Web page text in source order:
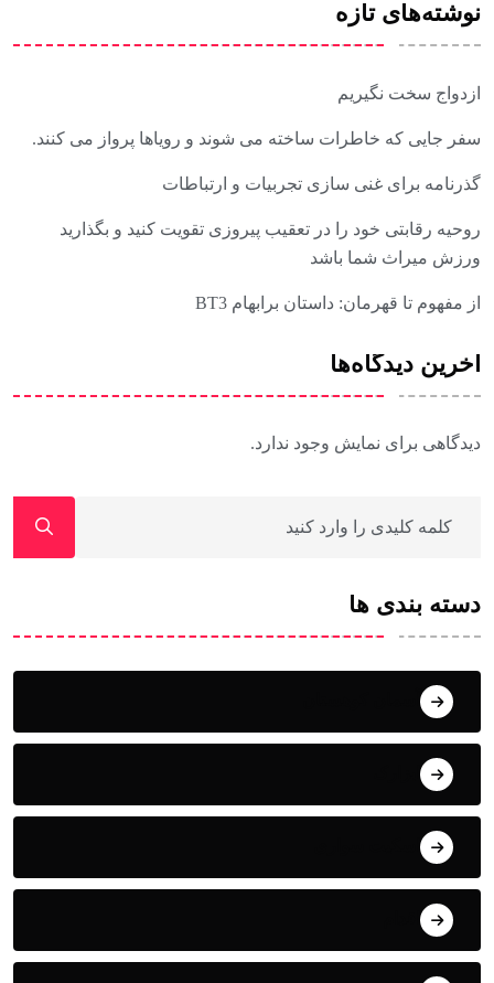
نوشته‌های تازه
ازدواج سخت نگیریم
سفر جایی که خاطرات ساخته می شوند و رویاها پرواز می کنند.
گذرنامه برای غنی سازی تجربیات و ارتباطات
روحیه رقابتی خود را در تعقیب پیروزی تقویت کنید و بگذارید
ورزش میراث شما باشد
از مفهوم تا قهرمان: داستان برابهام BT3
آخرین دیدگاه‌ها
دیدگاهی برای نمایش وجود ندارد.
دسته بندی ها